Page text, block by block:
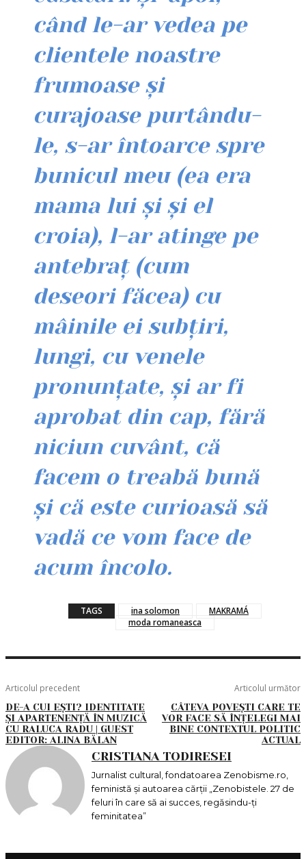
când le-ar vedea pe
clientele noastre
frumoase și
curajoase purtându-
le, s-ar întoarce spre
bunicul meu (ea era
mama lui și și el
croia), l-ar atinge pe
antebraț (cum
deseori făcea) cu
mâinile ei subțiri,
lungi, cu venele
pronunțate, și ar fi
aprobat din cap, fără
niciun cuvânt, că
facem o treabă bună
și că este curioasă să
vadă ce vom face de
acum încolo.
TAGS ina solomon
MAKRAMÁ
moda romaneasca
Articolul precedent
DE-A CUI EȘTI? IDENTITATE
ȘI APARTENENȚĂ ÎN MUZICĂ
CU RALUCA RADU | GUEST
EDITOR: ALINA BĂLAN
Articolul următor
CÂTEVA POVEȘTI CARE TE
VOR FACE SĂ ÎNȚELEGI MAI
BINE CONTEXTUL POLITIC
ACTUAL
CRISTIANA TODIRESEI
Jurnalist cultural, fondatoarea Zenobisme.ro,
feministă și autoarea cărții „Zenobistele. 27 de
feluri în care să ai succes, regăsindu-ți
feminitatea”